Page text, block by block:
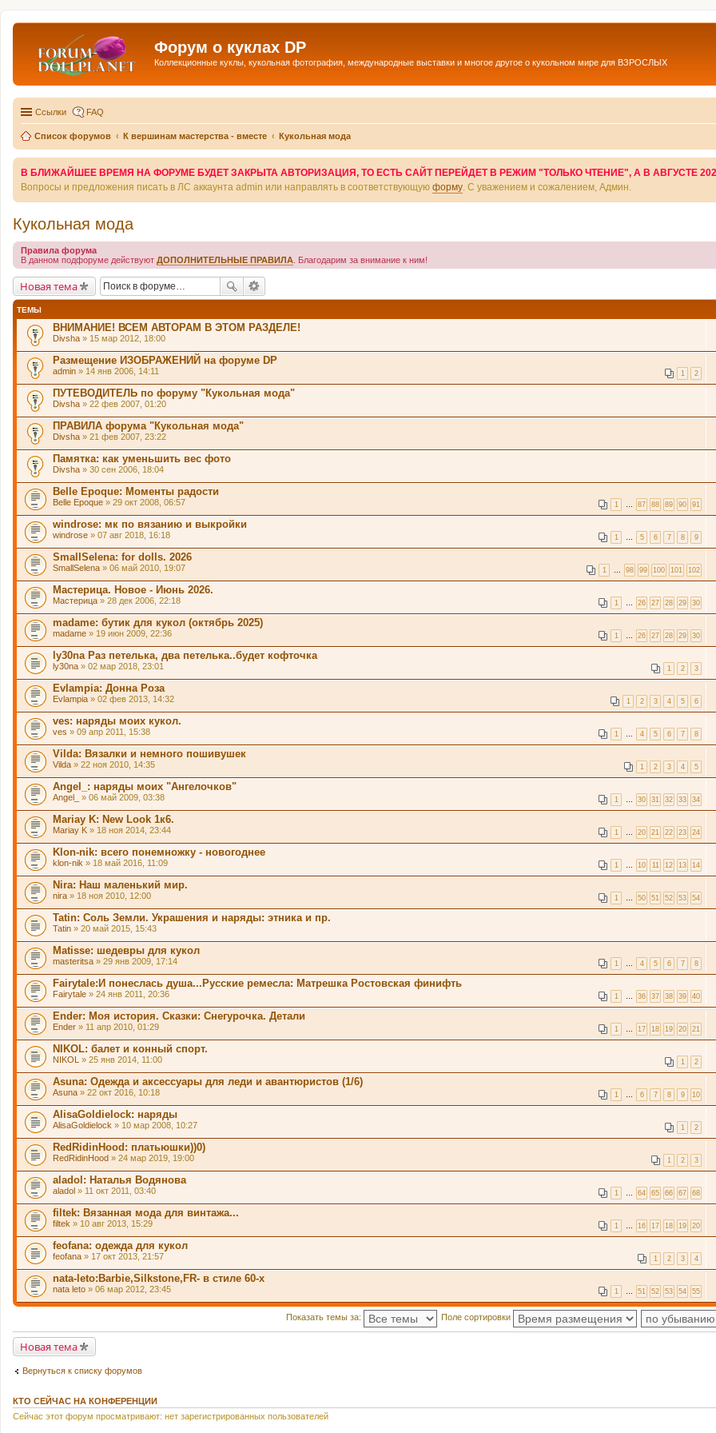
Форум о куклах DP
Коллекционные куклы, кукольная фотография, международные выставки и многое другое о кукольном мире для ВЗРОСЛЫХ
Ссылки FAQ
Список форумов К вершинам мастерства - вместе Кукольная мода
В БЛИЖАЙШЕЕ ВРЕМЯ НА ФОРУМЕ БУДЕТ ЗАКРЫТА АВТОРИЗАЦИЯ, ТО ЕСТЬ САЙТ ПЕРЕЙДЕТ В РЕЖИМ "ТОЛЬКО ЧТЕНИЕ", А В АВГУСТЕ
Вопросы и предложения писать в ЛС аккаунта admin или направлять в соответствующую форму . С уважением и сожалением, Админ.
Кукольная мода
Правила форума
В данном подфоруме действуют ДОПОЛНИТЕЛЬНЫЕ ПРАВИЛА . Благодарим за внимание к ним!
Новая тема
ТЕМЫ
ВНИМАНИЕ! ВСЕМ АВТОРАМ В ЭТОМ РАЗДЕЛЕ!
Divsha » 15 мар 2012, 18:00
Размещение ИЗОБРАЖЕНИЙ на форуме DP
1 2
admin » 14 янв 2006, 14:11
ПУТЕВОДИТЕЛЬ по форуму "Кукольная мода"
Divsha » 22 фев 2007, 01:20
ПРАВИЛА форума "Кукольная мода"
Divsha » 21 фев 2007, 23:22
Памятка: как уменьшить вес фото
Divsha » 30 сен 2006, 18:04
Belle Epoque: Моменты радости
1 87 88 89 90 91
Belle Epoque » 29 окт 2008, 06:57
windrose: мк по вязанию и выкройки
1 5 6 7 8 9
windrose » 07 авг 2018, 16:18
SmallSelena: for dolls. 2026
1 98 99 100 101 102
SmallSelena » 06 май 2010, 19:07
Мастерица. Новое - Июнь 2026.
1 26 27 28 29 30
Мастерица » 28 дек 2006, 22:18
madame: бутик для кукол (октябрь 2025)
1 26 27 28 29 30
madame » 19 июн 2009, 22:36
ly30na Раз петелька, два петелька..будет кофточка
1 2 3
ly30na » 02 мар 2018, 23:01
Evlampia: Донна Роза
1 2 3 4 5 6
Evlampia » 02 фев 2013, 14:32
ves: наряды моих кукол.
1 4 5 6 7 8
ves » 09 апр 2011, 15:38
Vilda: Вязалки и немного пошивушек
1 2 3 4 5
Vilda » 22 ноя 2010, 14:35
Angel_: наряды моих "Ангелочков"
1 30 31 32 33 34
Angel_ » 06 май 2009, 03:38
Mariay K: New Look 1к6.
1 20 21 22 23 24
Mariay K » 18 ноя 2014, 23:44
Klon-nik: всего понемножку - новогоднее
1 10 11 12 13 14
klon-nik » 18 май 2016, 11:09
Nira: Наш маленький мир.
1 50 51 52 53 54
nira » 18 ноя 2010, 12:00
Tatin: Соль Земли. Украшения и наряды: этника и пр.
Tatin » 20 май 2015, 15:43
Matisse: шедевры для кукол
1 4 5 6 7 8
masteritsa » 29 янв 2009, 17:14
Fairytale:И понеслась душа...Русские ремесла: Матрешка Ростовская финифть
1 36 37 38 39 40
Fairytale » 24 янв 2011, 20:36
Ender: Моя история. Сказки: Снегурочка. Детали
1 17 18 19 20 21
Ender » 11 апр 2010, 01:29
NIKOL: балет и конный спорт.
1 2
NIKOL » 25 янв 2014, 11:00
Asuna: Одежда и аксессуары для леди и авантюристов (1/6)
1 6 7 8 9 10
Asuna » 22 окт 2016, 10:18
AlisaGoldielock: наряды
1 2
AlisaGoldielock » 10 мар 2008, 10:27
RedRidinHood: платьюшки))0)
1 2 3
RedRidinHood » 24 мар 2019, 19:00
aladol: Наталья Водянова
1 64 65 66 67 68
aladol » 11 окт 2011, 03:40
filtek: Вязанная мода для винтажа...
1 16 17 18 19 20
filtek » 10 авг 2013, 15:29
feofana: одежда для кукол
1 2 3 4
feofana » 17 окт 2013, 21:57
nata-leto:Barbie,Silkstone,FR- в стиле 60-х
1 51 52 53 54 55
nata leto » 06 мар 2012, 23:45
Показать темы за: Поле сортировки
Новая тема
Вернуться к списку форумов
КТО СЕЙЧАС НА КОНФЕРЕНЦИИ
Сейчас этот форум просматривают: нет зарегистрированных пользователей